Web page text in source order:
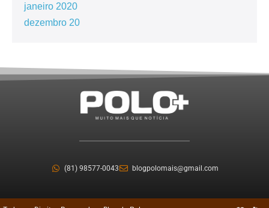
janeiro 2020
dezembro 20
(81) 98577-0043 blogpolomais@gmail.com